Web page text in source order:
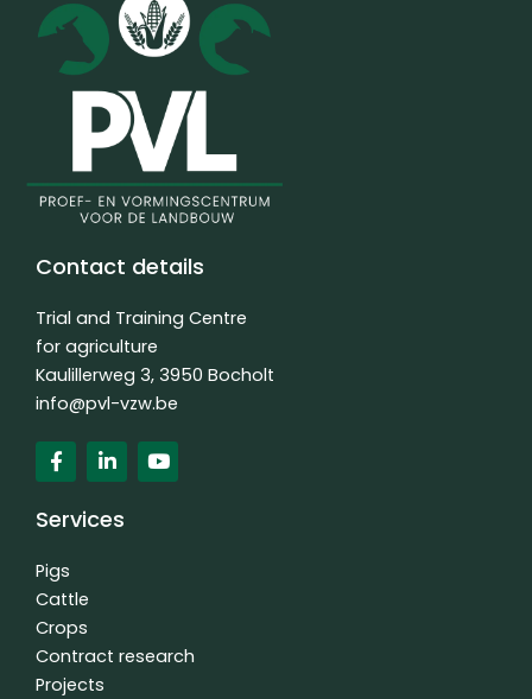
Contact details
Trial and Training Centre
for agriculture
Kaulillerweg 3, 3950 Bocholt
info@pvl-vzw.be
F
a
c
e
b
o
k
f
L
i
n
k
e
n
Y
o
u
Services
Pigs
Cattle
Crops
Contract research
Projects